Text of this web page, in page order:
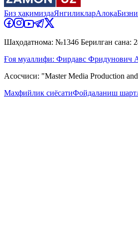
Биз ҳақимиздаЯнгиликларАлоқа
Шаҳодатнома: №1346 Берилган сана:
Ғоя муаллифи: Фирдавс Фридунович
Асосчиси: "Master Media Production
Махфийлик сиёсатиФойдаланиш